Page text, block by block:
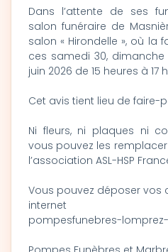
Dans l’attente de ses
salon funéraire de
salon « Hirondelle », où la
ces samedi 30, dimanche
juin 2026 de 15 heures à 17
Cet avis tient lieu de faire-
Ni fleurs, ni plaques ni
vous pouvez les
l’association ASL-HSP
Vous pouvez déposer vos
internet
pompesfunebres-